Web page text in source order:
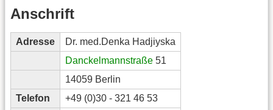
Anschrift
Adresse
Dr. med.Denka Hadjiyska
Danckelmannstraße 51
14059 Berlin
Telefon
+49 (0)30 - 321 46 53